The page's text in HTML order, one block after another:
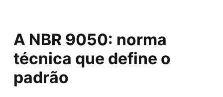
A NBR 9050: norma
técnica que define o
padrão